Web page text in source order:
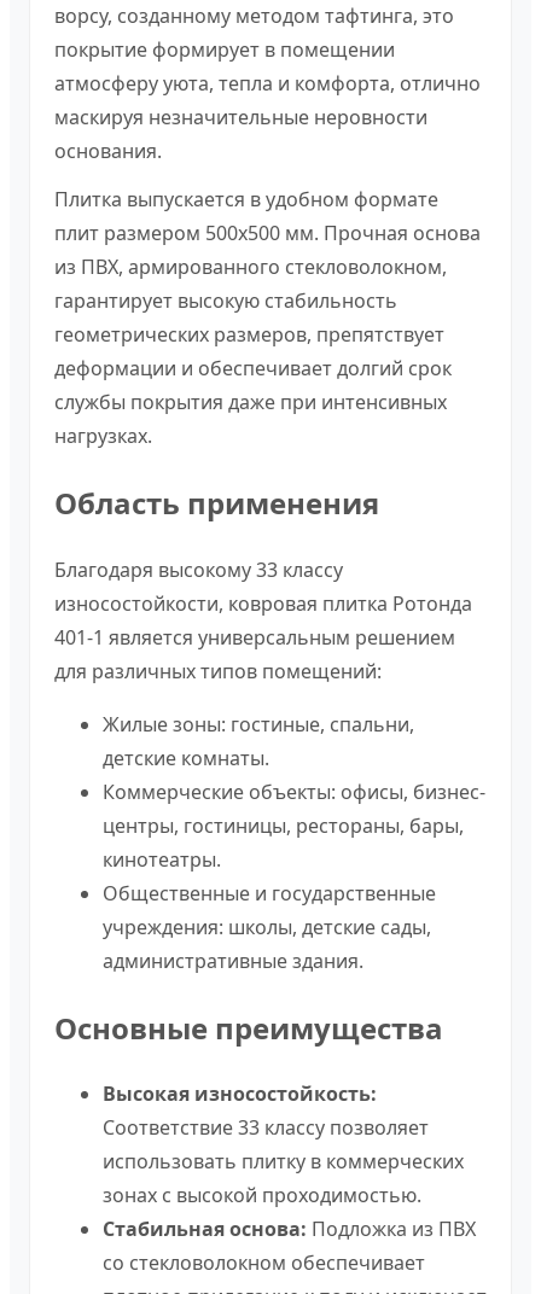
ворсу, созданному методом тафтинга, это
покрытие формирует в помещении
атмосферу уюта, тепла и комфорта, отлично
маскируя незначительные неровности
основания.
Плитка выпускается в удобном формате
плит размером 500х500 мм. Прочная основа
из ПВХ, армированного стекловолокном,
гарантирует высокую стабильность
геометрических размеров, препятствует
деформации и обеспечивает долгий срок
службы покрытия даже при интенсивных
нагрузках.
Область применения
Благодаря высокому 33 классу
износостойкости, ковровая плитка Ротонда
401-1 является универсальным решением
для различных типов помещений:
Жилые зоны: гостиные, спальни,
детские комнаты.
Коммерческие объекты: офисы, бизнес-
центры, гостиницы, рестораны, бары,
кинотеатры.
Общественные и государственные
учреждения: школы, детские сады,
административные здания.
Основные преимущества
Высокая износостойкость:
Соответствие 33 классу позволяет
использовать плитку в коммерческих
зонах с высокой проходимостью.
Стабильная основа: Подложка из ПВХ
со стекловолокном обеспечивает